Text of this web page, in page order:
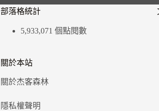
部落格統計
5,933,071 個點閱數
關於本站
關於杰客森林
隱私權聲明